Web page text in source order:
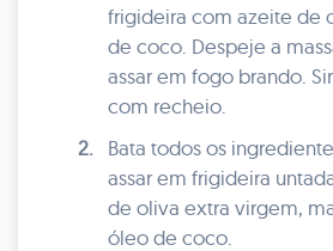
frigideira com azeite de
de coco. Despeje a
assar em fogo brando.
com recheio.
2.
Bata todos os
assar em frigideira
de oliva extra virgem,
óleo de coco.